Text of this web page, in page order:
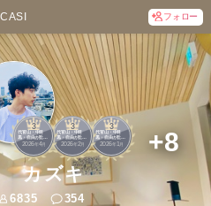
CASI フォロー
3
代官山・中目
黒・自由が丘・
武蔵小杉・学大
2026年4月
3
代官山・中目
黒・自由が丘・
武蔵小杉・学大
2026年2月
3
代官山・中目
黒・自由が丘・
武蔵小杉・学大
2026年 1 月 +8
カズキ
6835 354